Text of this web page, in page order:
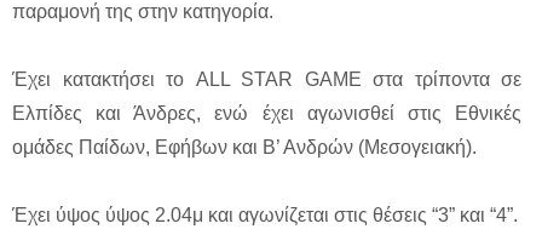
παραμονή της στην κατηγορία.
Έχει κατακτήσει το ALL STAR GAME στα τρίποντα σε
Ελπίδες και Άνδρες, ενώ έχει αγωνισθεί στις Εθνικές
ομάδες Παίδων, Εφήβων και Β’ Ανδρών (Μεσογειακή).
Έχει ύψος ύψος 2.04μ και αγωνίζεται στις θέσεις “3” και “4”.